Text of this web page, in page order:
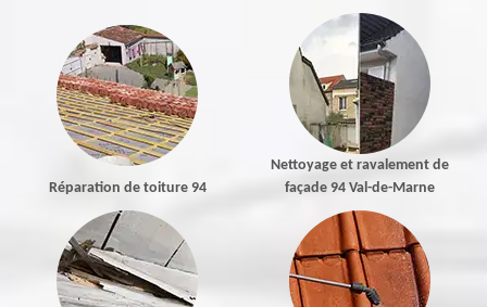
Réparation de toiture 94
Nettoyage et ravalement de
façade 94 Val-de-Marne